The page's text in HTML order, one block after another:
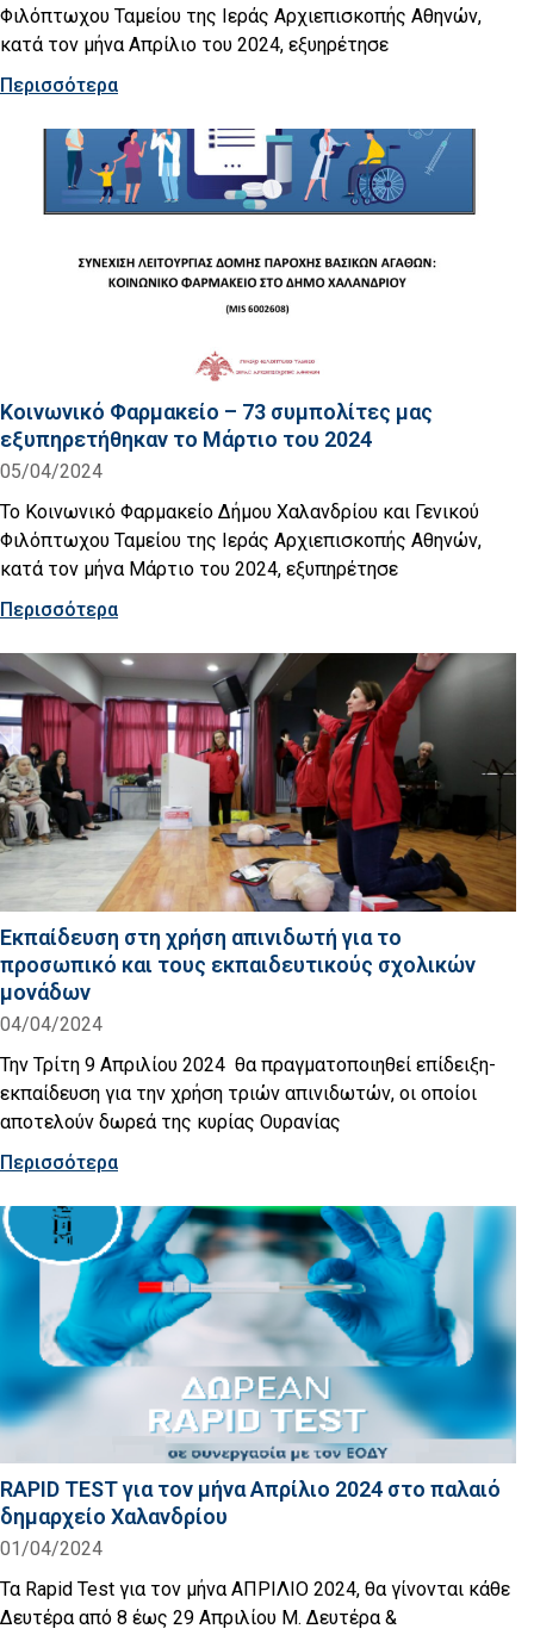
Φιλόπτωχου Ταμείου της Ιεράς Αρχιεπισκοπής Αθηνών,
κατά τον μήνα Απρίλιο του 2024, εξυηρέτησε
Περισσότερα
Κοινωνικό Φαρμακείο – 73 συμπολίτες μας
εξυπηρετήθηκαν το Μάρτιο του 2024
05/04/2024
Το Κοινωνικό Φαρμακείο Δήμου Χαλανδρίου και Γενικού
Φιλόπτωχου Ταμείου της Ιεράς Αρχιεπισκοπής Αθηνών,
κατά τον μήνα Μάρτιο του 2024, εξυπηρέτησε
Περισσότερα
Εκπαίδευση στη χρήση απινιδωτή για το
προσωπικό και τους εκπαιδευτικούς σχολικών
μονάδων
04/04/2024
Την Τρίτη 9 Απριλίου 2024 θα πραγματοποιηθεί επίδειξη-
εκπαίδευση για την χρήση τριών απινιδωτών, οι οποίοι
αποτελούν δωρεά της κυρίας Ουρανίας
Περισσότερα
RAPID TEST για τον μήνα Απρίλιο 2024 στο παλαιό
δημαρχείο Χαλανδρίου
01/04/2024
Τα Rapid Test για τον μήνα ΑΠΡΙΛΙΟ 2024, θα γίνονται κάθε
Δευτέρα από 8 έως 29 Απριλίου Μ. Δευτέρα &